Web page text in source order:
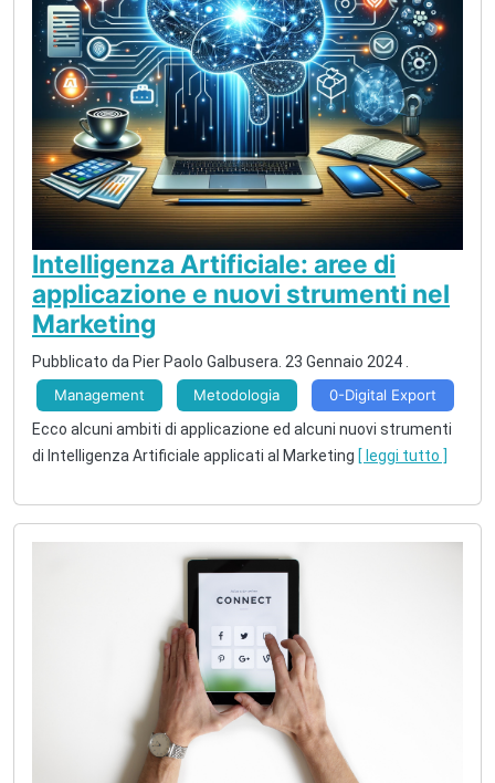
Intelligenza Artificiale: aree di
applicazione e nuovi strumenti nel
Marketing
Pubblicato da Pier Paolo Galbusera. 23 Gennaio 2024 .
Management
Metodologia
0-Digital Export
Ecco alcuni ambiti di applicazione ed alcuni nuovi strumenti
di Intelligenza Artificiale applicati al Marketing [ leggi tutto ]